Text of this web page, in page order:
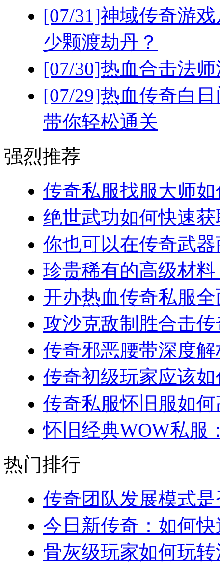
[07/31]神域传奇游
少颗渡劫丹？
[07/30]热血合击法
[07/29]热血传奇白
带你轻松通关
强烈推荐
传奇私服找服大师
绝世武功如何快速
你也可以在传奇武
珍贵稀有的高级材
开办热血传奇私服
攻沙克敌制胜合击
传奇邪恶腰带深度
传奇初级玩家应该
传奇私服怀旧服如
怀旧经典WOW私服
热门排行
传奇团队发展模式
今日新传奇：如何
骨灰级玩家如何玩